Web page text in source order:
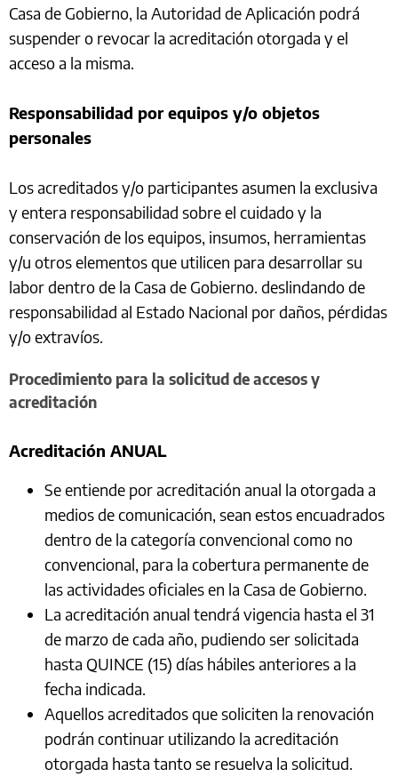
Casa de Gobierno, la Autoridad de Aplicación podrá
suspender o revocar la acreditación otorgada y el
acceso a la misma.
Responsabilidad por equipos y/o objetos
personales
Los acreditados y/o participantes asumen la exclusiva
y entera responsabilidad sobre el cuidado y la
conservación de los equipos, insumos, herramientas
y/u otros elementos que utilicen para desarrollar su
labor dentro de la Casa de Gobierno. deslindando de
responsabilidad al Estado Nacional por daños, pérdidas
y/o extravíos.
Procedimiento para la solicitud de accesos y
acreditación
Acreditación ANUAL
Se entiende por acreditación anual la otorgada a
medios de comunicación, sean estos encuadrados
dentro de la categoría convencional como no
convencional, para la cobertura permanente de
las actividades oficiales en la Casa de Gobierno.
La acreditación anual tendrá vigencia hasta el 31
de marzo de cada año, pudiendo ser solicitada
hasta QUINCE (15) días hábiles anteriores a la
fecha indicada.
Aquellos acreditados que soliciten la renovación
podrán continuar utilizando la acreditación
otorgada hasta tanto se resuelva la solicitud.